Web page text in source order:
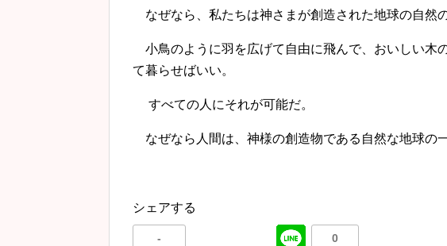
なぜなら、私たちは神さまが創造された地球の自然
小鳥のように羽を広げて自由に飛んで、おいしい木
て暮らせばいい。
すべての人にそれが可能だ。
なぜなら人間は、神様の創造物である自然な地球の
シェアする
-
0